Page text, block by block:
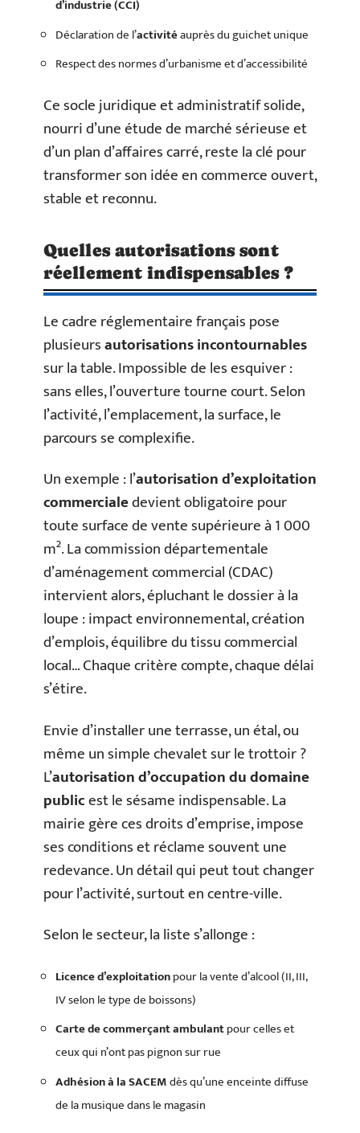
d’industrie (CCI)
Déclaration de l’activitéauprès du guichet unique
Respect des normes d’urbanisme et d’accessibilité
Ce socle juridique et administratif solide,
nourri d’une étude de marché sérieuse et
d’un plan d’affaires carré, reste la clé pour
transformer son idée en commerce ouvert,
stable et reconnu.
Quelles autorisations sont
réellement indispensables ?
Le cadre réglementaire français pose
plusieursautorisations incontournables
sur la table. Impossible de les esquiver :
sans elles, l’ouverture tourne court. Selon
l’activité, l’emplacement, la surface, le
parcours se complexifie.
Un exemple : l’autorisation d’exploitation
commercialedevient obligatoire pour
toute surface de vente supérieure à 1 000
m². La commission départementale
d’aménagement commercial (CDAC)
intervient alors, épluchant le dossier à la
loupe : impact environnemental, création
d’emplois, équilibre du tissu commercial
local… Chaque critère compte, chaque délai
s’étire.
Envie d’installer une terrasse, un étal, ou
même un simple chevalet sur le trottoir ?
L’autorisation d’occupation du domaine
publicest le sésame indispensable. La
mairie gère ces droits d’emprise, impose
ses conditions et réclame souvent une
redevance. Un détail qui peut tout changer
pour l’activité, surtout en centre-ville.
Selon le secteur, la liste s’allonge :
Licence d’exploitationpour la vente d’alcool (II, III,
IV selon le type de boissons)
Carte de commerçant ambulantpour celles et
ceux qui n’ont pas pignon sur rue
Adhésion à la SACEMdès qu’une enceinte diffuse
de la musique dans le magasin